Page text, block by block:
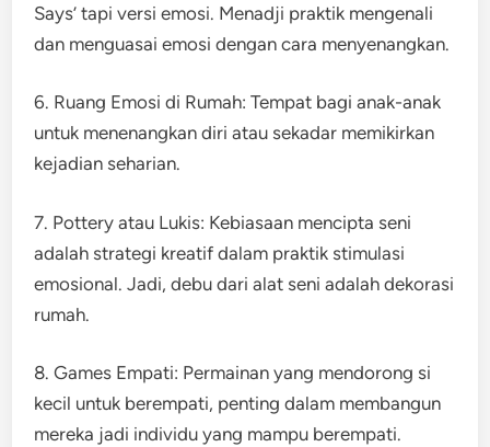
Says’ tapi versi emosi. Menadji praktik mengenali
dan menguasai emosi dengan cara menyenangkan.
6. Ruang Emosi di Rumah: Tempat bagi anak-anak
untuk menenangkan diri atau sekadar memikirkan
kejadian seharian.
7. Pottery atau Lukis: Kebiasaan mencipta seni
adalah strategi kreatif dalam praktik stimulasi
emosional. Jadi, debu dari alat seni adalah dekorasi
rumah.
8. Games Empati: Permainan yang mendorong si
kecil untuk berempati, penting dalam membangun
mereka jadi individu yang mampu berempati.